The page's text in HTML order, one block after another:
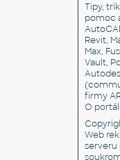
Tipy,
pomoc
Revit,
Max,
Vault,
firmy
O
Web
serveru |